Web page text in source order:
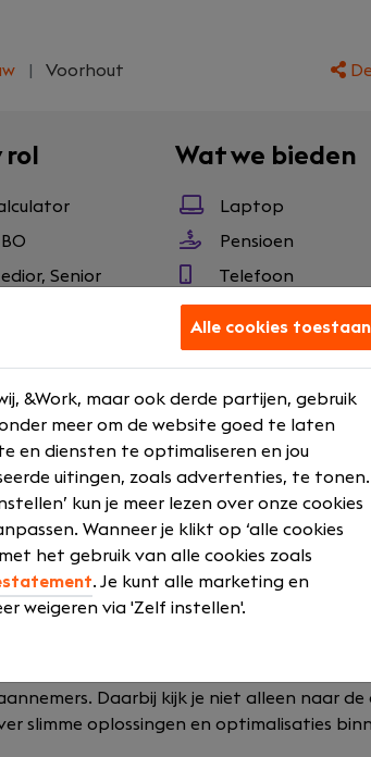
Voorhout
Senior
Wat we bieden
Laptop
Pensioen
Telefoon
als calculator niet alleen achter je bureau
bouwproces? Dan zit je hier goed.
Bouw werk je aan exclusieve
waar kwaliteit, detail en samenwerking
bouw, maar maatwerk waar jij als
rol
bij H&B Bouw ben je van begin tot
dat alles financieel en technisch klopt. Je
stelt begrotingen op en onderhoudt
Daarbij kijk je niet alleen naar
slimme oplossingen en optimalisaties
Alle cookies toestaan
&Work, maar ook derde partijen, gebruik
meer om de website goed te laten
en diensten te optimaliseren en jou
uitingen, zoals advertenties, te tonen.
kun je meer lezen over onze cookies
Wanneer je klikt op ‘alle cookies
het gebruik van alle cookies zoals
. Je kunt alle marketing en
weigeren via 'Zelf instellen'.